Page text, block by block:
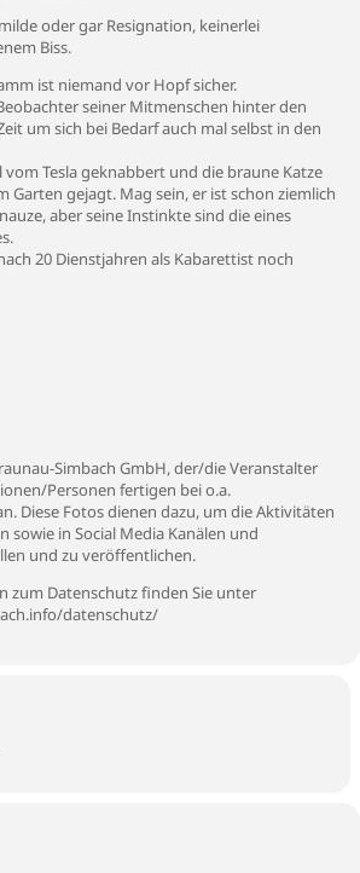
oder gar Resignation, keinerlei
Biss.
ist niemand vor Hopf sicher.
seiner Mitmenschen hinter den
um sich bei Bedarf auch mal selbst in den
vom Tesla geknabbert und die braune Katze
Garten gejagt. Mag sein, er ist schon ziemlich
aber seine Instinkte sind die eines
20 Dienstjahren als Kabarettist noch
Simbach GmbH, der/die Veranstalter
Personen fertigen bei o.a.
Diese Fotos dienen dazu, um die Aktivitäten
sowie in Social Media Kanälen und
und zu veröffentlichen.
zum Datenschutz finden Sie unter
datenschutz/